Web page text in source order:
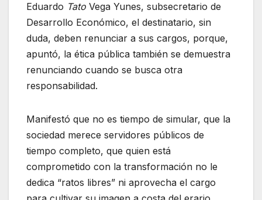
Eduardo Tato Vega Yunes, subsecretario de
Desarrollo Económico, el destinatario, sin
duda, deben renunciar a sus cargos, porque,
apuntó, la ética pública también se demuestra
renunciando cuando se busca otra
responsabilidad.
Manifestó que no es tiempo de simular, que la
sociedad merece servidores públicos de
tiempo completo, que quien está
comprometido con la transformación no le
dedica “ratos libres” ni aprovecha el cargo